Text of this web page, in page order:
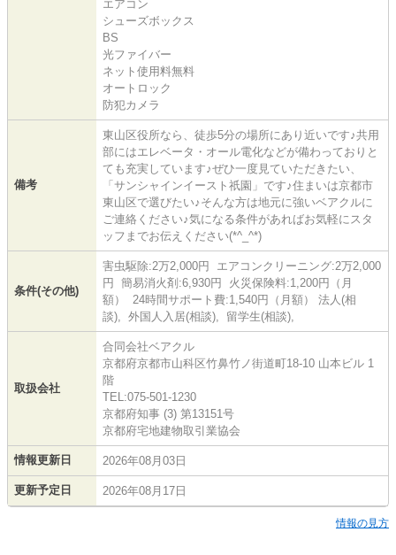
エアコン
シューズボックス
BS
光ファイバー
ネット使用料無料
オートロック
防犯カメラ
備考
東山区役所なら、徒歩5分の場所にあり近いです♪共用
部にはエレベータ・オール電化などが備わっておりと
ても充実しています♪ぜひ一度見ていただきたい、
「サンシャインイースト祇園」です♪住まいは京都市
東山区で選びたい♪そんな方は地元に強いベアクルに
ご連絡ください♪気になる条件があればお気軽にスタ
ッフまでお伝えください(*^_^*)
条件(その他)
害虫駆除:2万2,000円 エアコンクリーニング:2万2,000
円 簡易消火剤:6,930円 火災保険料:1,200円（月
額） 24時間サポート費:1,540円（月額） 法人(相
談), 外国人入居(相談), 留学生(相談),
取扱会社
合同会社ベアクル
京都府京都市山科区竹鼻竹ノ街道町18-10 山本ビル 1
階
TEL:075-501-1230
京都府知事 (3) 第13151号
京都府宅地建物取引業協会
情報更新日 2026年08月03日
更新予定日 2026年08月17日
情報の見方